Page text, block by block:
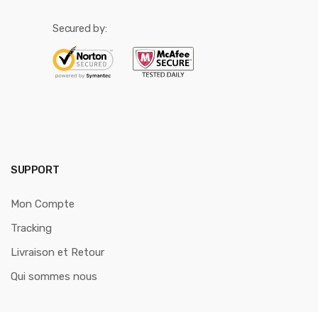
Secured by:
SUPPORT
Mon Compte
Tracking
Livraison et Retour
Qui sommes nous